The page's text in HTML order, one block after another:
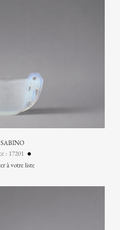
SABINO
: 17201
à votre liste